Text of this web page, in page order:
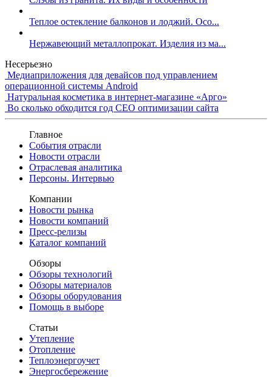
Теплое остекление балконов и лоджий. Осо...
Нержавеющий металлопрокат. Изделия из ма...
Несерьезно
Медиаприложения для девайсов под управлением
операционной системы Android
Натуральная косметика в интернет-магазине «Арго»
Во сколько обходится год СЕО оптимизации сайта
Главное
События отрасли
Новости отрасли
Отраслевая аналитика
Персоны. Интервью
Компании
Новости рынка
Новости компаний
Пресс-релизы
Каталог компаний
Обзоры
Обзоры технологий
Обзоры материалов
Обзоры оборудования
Помощь в выборе
Статьи
Утепление
Отопление
Теплоэнергоучет
Энергосбережение